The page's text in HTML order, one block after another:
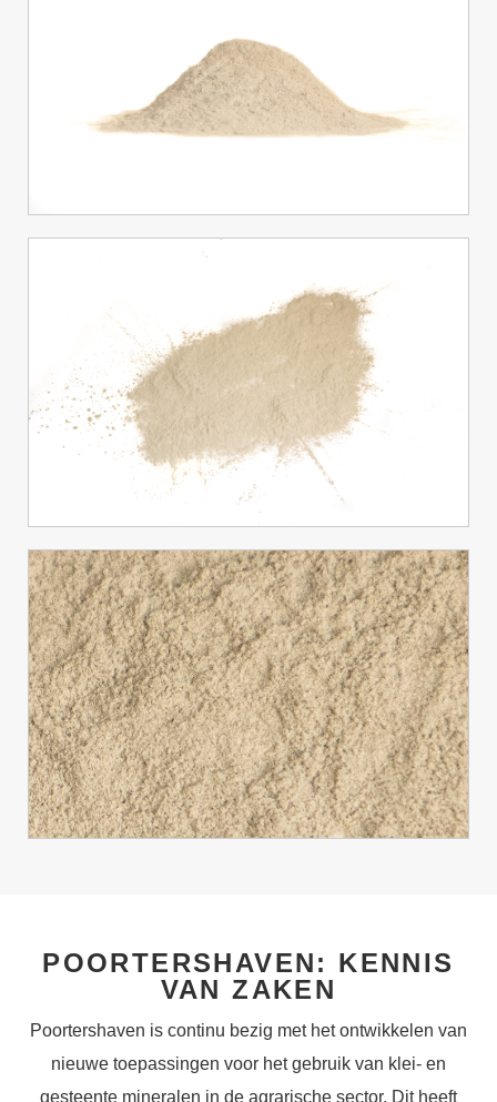
POORTERSHAVEN: KENNIS
VAN ZAKEN
Poortershaven is continu bezig met het ontwikkelen van
nieuwe toepassingen voor het gebruik van klei- en
gesteente mineralen in de agrarische sector. Dit heeft